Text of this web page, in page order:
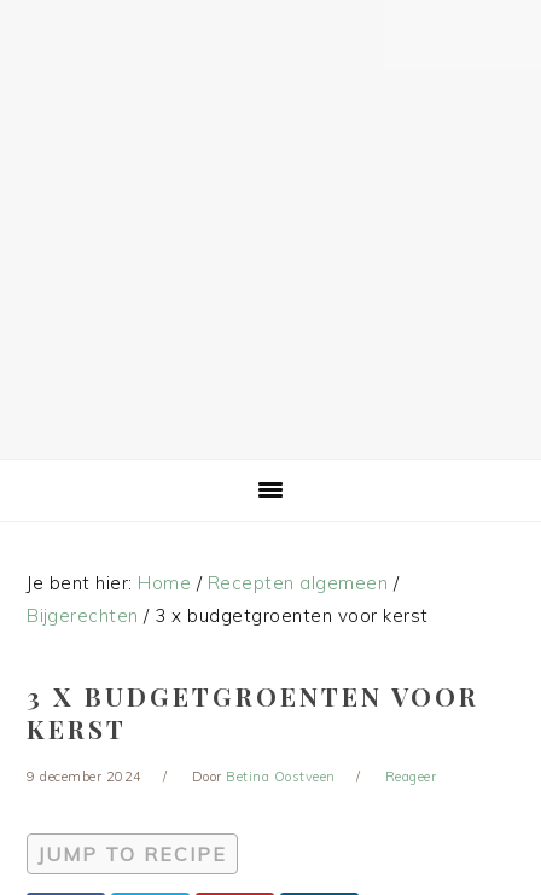
Je bent hier: Home / Recepten algemeen /
Bijgerechten /3 x budgetgroenten voor kerst
3 X BUDGETGROENTEN VOOR
KERST
9 december 2024 Door Betina Oostveen Reageer
JUMP TO RECIPE